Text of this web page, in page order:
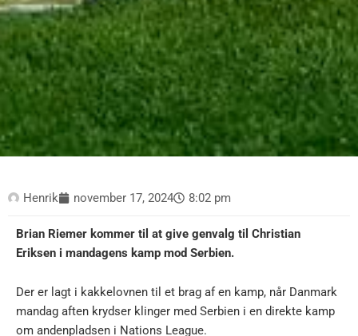
Henrik november 17, 2024 8:02 pm
Brian Riemer kommer til at give genvalg til Christian
Eriksen i mandagens kamp mod Serbien.
Der er lagt i kakkelovnen til et brag af en kamp, når Danmark
mandag aften krydser klinger med Serbien i en direkte kamp
om andenpladsen i Nations League.